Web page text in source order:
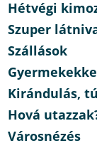
Hétvégi
Szuper
Szállások
Kirándulás,
Hová
Városnézés